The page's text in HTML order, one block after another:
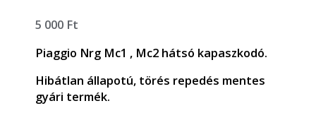
5 000 Ft
Piaggio Nrg Mc1 , Mc2 hátsó kapaszkodó.
Hibátlan állapotú, törés repedés mentes
gyári termék.